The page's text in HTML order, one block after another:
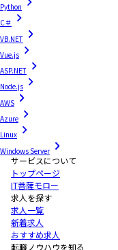
Python
C＃
VB.NET
Vue.js
ASP.NET
Node.js
AWS
Azure
Linux
Windows Server
サービスについて
トップページ
IT菩薩モロー
求人を探す
求人一覧
新着求人
おすすめ求人
転職ノウハウを知る